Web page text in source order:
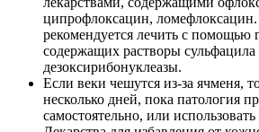
ципрофлоксацин,
рекомендуется лечить с помощью
содержащих растворы сульфацила
дезоксирибонуклеазы.
Если веки чешутся из-за ячменя,
несколько дней, пока патология
самостоятельно, или